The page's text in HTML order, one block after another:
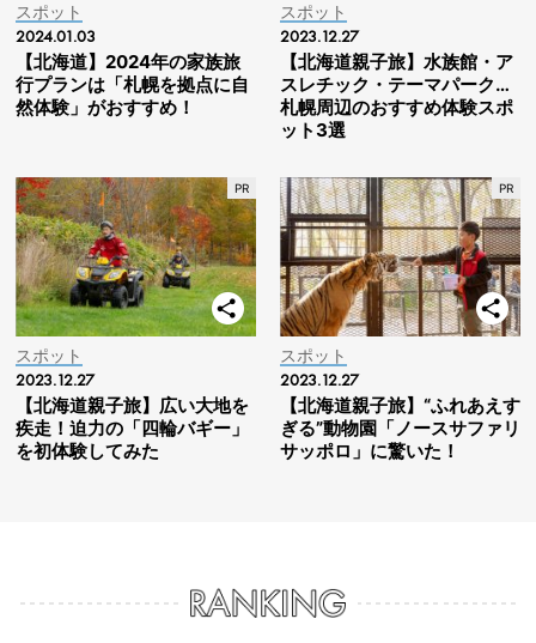
スポット
2024.01.03
【北海道】2024年の家族旅
行プランは「札幌を拠点に自
然体験」がおすすめ！
スポット
2023.12.27
【北海道親子旅】水族館・ア
スレチック・テーマパーク…
札幌周辺のおすすめ体験スポ
ット3選
スポット
2023.12.27
【北海道親子旅】広い大地を
疾走！迫力の「四輪バギー」
を初体験してみた
スポット
2023.12.27
【北海道親子旅】“ふれあえす
ぎる”動物園「ノースサファリ
サッポロ」に驚いた！